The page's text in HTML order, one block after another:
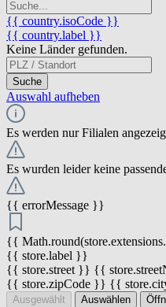
{{ country.isoCode }}
{{ country.label }}
Keine Länder gefunden.
Suche
Auswahl aufheben
Es werden nur Filialen
Es wurden leider keine
{{ errorMessage }}
{{
{{ store.label }}
{{ store.street }} {{
{{ store.zipCode }} {{
Ausgewählt Auswählen